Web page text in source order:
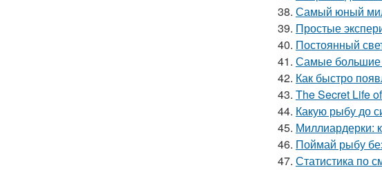
38. Самый юный
39. Простые
40. Постоянный
41. Самые большие
42. Как быстро
43. The Secret Life
44. Какую рыбу до
45. Миллиардерки:
46. Поймай рыбу
47. Статистика по